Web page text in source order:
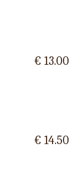
€ 13.00
€ 14.50